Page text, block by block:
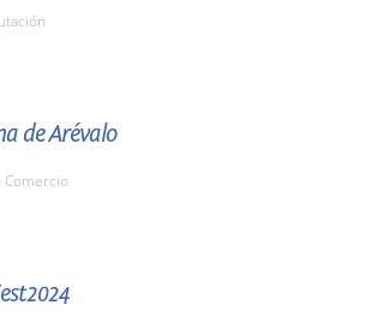
de Arévalo
Comercio